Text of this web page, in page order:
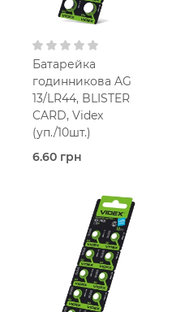
Батарейка
годинникова AG
13/LR44, BLISTER
CARD, Videx
(уп./10шт.)
6.60 грн
Videx
Лужна